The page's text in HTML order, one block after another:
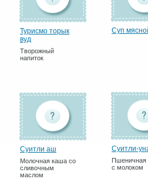
Турисмо торык
вуд
Творожный
напиток
Суп
Суитли аш
Молочная каша со
сливочным
маслом
Суитли-
Пшеничная
с молоком